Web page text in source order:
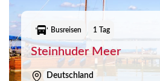
Busreisen 1 Tag
Steinhuder Meer
Deutschland